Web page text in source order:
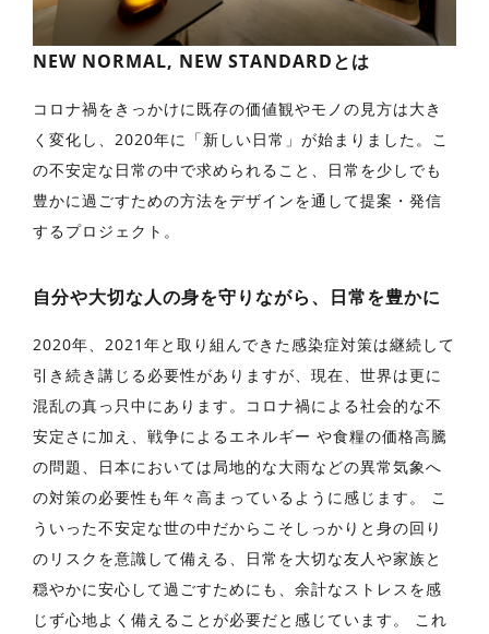
NEW NORMAL, NEW STANDARDとは
コロナ禍をきっかけに既存の価値観やモノの⾒⽅は⼤き
く変化し、2020年に「新しい⽇常」が始まりました。こ
の不安定な⽇常の中で求められること、⽇常を少しでも
豊かに過ごすための⽅法をデザインを通して提案・発信
するプロジェクト。
⾃分や⼤切な⼈の⾝を守りながら、⽇常を豊かに
2020年、2021年と取り組んできた感染症対策は継続して
引き続き講じる必要性がありますが、現在、世界は更に
混乱の真っ只中にあります。コロナ禍による社会的な不
安定さに加え、戦争によるエネルギー や⾷糧の価格⾼騰
の問題、⽇本においては局地的な⼤⾬などの異常気象へ
の対策の必要性も年々⾼まっているように感じます。 こ
ういった不安定な世の中だからこそしっかりと⾝の回り
のリスクを意識して備える、⽇常を⼤切な友⼈や家族と
穏やかに安⼼して過ごすためにも、余計なストレスを感
じず⼼地よく備えることが必要だと感じています。 これ